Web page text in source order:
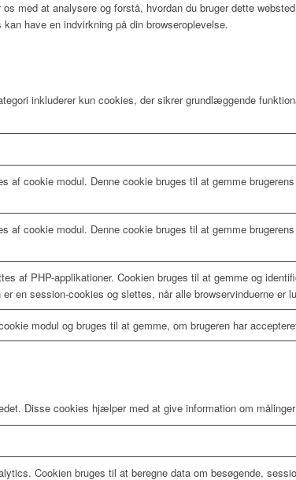
med at analysere og forstå, hvordan du bruger dette
have en indvirkning på din browseroplevelse.
inkluderer kun cookies, der sikrer grundlæggende
af cookie modul. Denne cookie bruges til at gemme
af cookie modul. Denne cookie bruges til at gemme
af PHP-applikationer. Cookien bruges til at gemme og
en session-cookies og slettes, når alle browservinduerne er
modul og bruges til at gemme, om brugeren har
Disse cookies hjælper med at give information om
Cookien bruges til at beregne data om besøgende,